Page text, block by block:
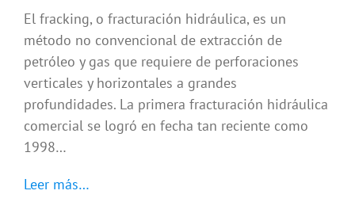
El fracking, o fracturación hidráulica, es un
método no convencional de extracción de
petróleo y gas que requiere de perforaciones
verticales y horizontales a grandes
profundidades. La primera fracturación hidráulica
comercial se logró en fecha tan reciente como
1998…
Leer más…